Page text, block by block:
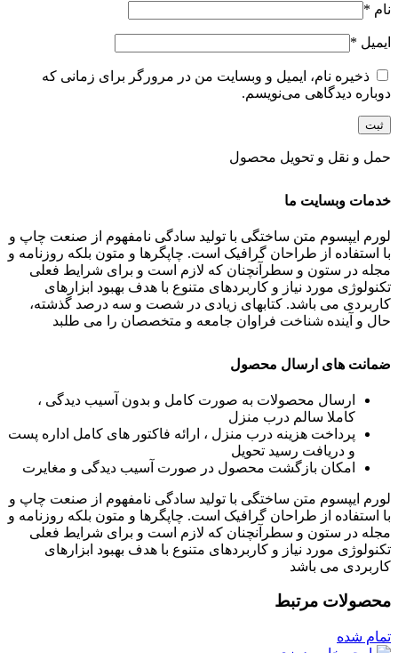
نام *
ایمیل *
ذخیره نام، ایمیل و وبسایت من در مرورگر برای زمانی که
دوباره دیدگاهی می‌نویسم.
حمل و نقل و تحویل محصول
خدمات وبسایت ما
لورم ایپسوم متن ساختگی با تولید سادگی نامفهوم از صنعت چاپ و
با استفاده از طراحان گرافیک است. چاپگرها و متون بلکه روزنامه و
مجله در ستون و سطرآنچنان که لازم است و برای شرایط فعلی
تکنولوژی مورد نیاز و کاربردهای متنوع با هدف بهبود ابزارهای
کاربردی می باشد. کتابهای زیادی در شصت و سه درصد گذشته،
حال و آینده شناخت فراوان جامعه و متخصصان را می طلبد
ضمانت های ارسال محصول
ارسال محصولات به صورت کامل و بدون آسیب دیدگی ،
کاملا سالم درب منزل
پرداخت هزینه درب منزل ، ارائه فاکتور های کامل اداره پست
و دریافت رسید تحویل
امکان بازگشت محصول در صورت آسیب دیدگی و مغایرت
لورم ایپسوم متن ساختگی با تولید سادگی نامفهوم از صنعت چاپ و
با استفاده از طراحان گرافیک است. چاپگرها و متون بلکه روزنامه و
مجله در ستون و سطرآنچنان که لازم است و برای شرایط فعلی
تکنولوژی مورد نیاز و کاربردهای متنوع با هدف بهبود ابزارهای
کاربردی می باشد
محصولات مرتبط
تمام شده